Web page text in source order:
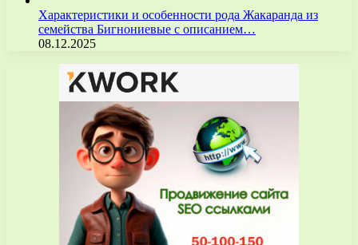
Характеристики и особенности рода Жакаранда из
семейства Бигнониевые с описанием…
08.12.2025